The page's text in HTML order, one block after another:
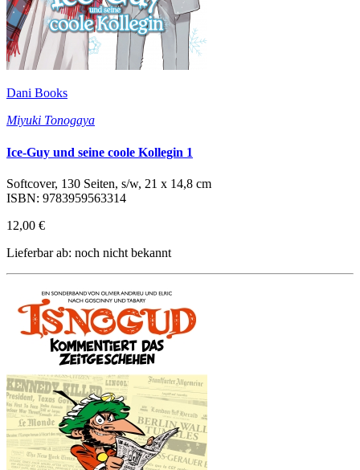
Dani Books
Miyuki Tonogaya
Ice-Guy und seine coole Kollegin 1
Softcover, 130 Seiten, s/w, 21 x 14,8 cm
ISBN: 9783959563314
12,00 €
Lieferbar ab: noch nicht bekannt